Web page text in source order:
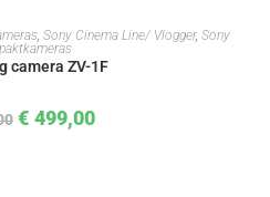
, Sony Cinema Line/ Vlogger, Sony
camera ZV-1F
€ 499,00